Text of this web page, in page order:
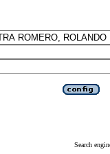
Search